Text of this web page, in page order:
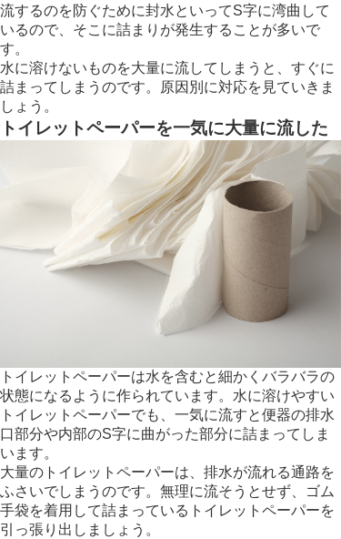
流するのを防ぐために封水といってS字に湾曲して
いるので、そこに詰まりが発生することが多いで
す。
水に溶けないものを大量に流してしまうと、すぐに
詰まってしまうのです。原因別に対応を見ていきま
しょう。
トイレットペーパーを一気に大量に流した
トイレットペーパーは水を含むと細かくバラバラの
状態になるように作られています。水に溶けやすい
トイレットペーパーでも、一気に流すと便器の排水
口部分や内部のS字に曲がった部分に詰まってしま
います。
大量のトイレットペーパーは、排水が流れる通路を
ふさいでしまうのです。無理に流そうとせず、ゴム
手袋を着用して詰まっているトイレットペーパーを
引っ張り出しましょう。